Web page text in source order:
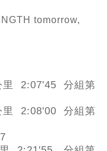
tomorrow,
里 2:07'45 分組第
里 2:08'00 分組第